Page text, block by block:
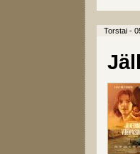
Torstai -